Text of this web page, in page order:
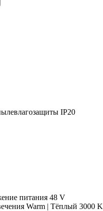
IP20
питания 48 V
Warm | Тёплый 3000 K